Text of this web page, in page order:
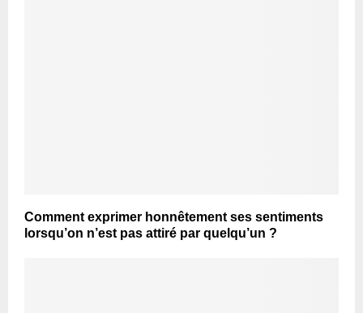
Comment exprimer honnêtement ses sentiments
lorsqu’on n’est pas attiré par quelqu’un ?